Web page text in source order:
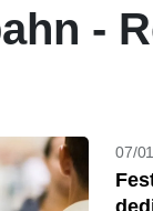
-
07/